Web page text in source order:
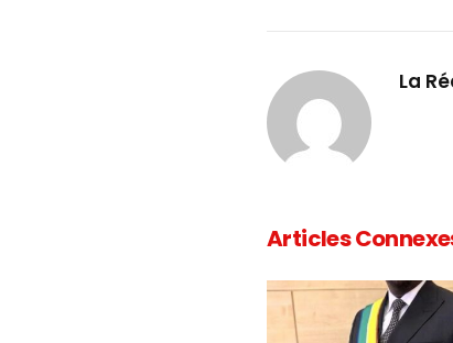
La
Articles